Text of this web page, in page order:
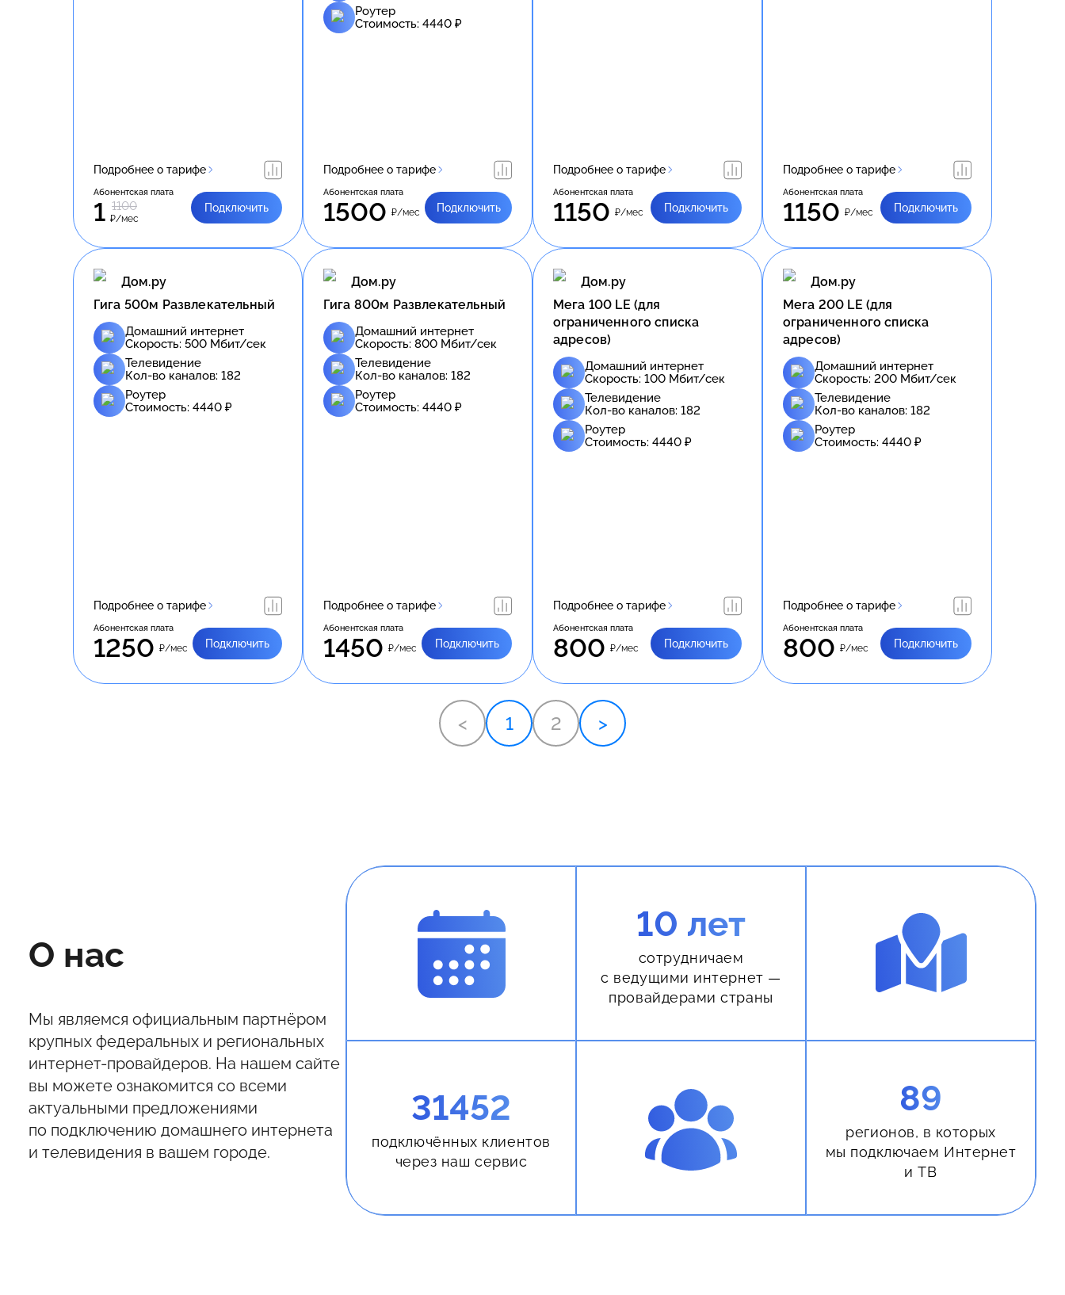
Подробнее о тарифе
Абонентская плата
1 1100
₽/мес
Подключить
Роутер
Стоимость: 4440 ₽
Подробнее о тарифе
Абонентская плата
1500 ₽/мес Подключить
Подробнее о тарифе
Абонентская плата
1150 ₽/мес Подключить
Подробнее о тарифе
Абонентская плата
1150 ₽/мес Подключить
Дом.ру
Гига 500м Развлекательный
Домашний интернет
Скорость: 500 Мбит/сек
Телевидение
Кол-во каналов: 182
Роутер
Стоимость: 4440 ₽
Подробнее о тарифе
Абонентская плата
1250 ₽/мес Подключить
Дом.ру
Гига 800м Развлекательный
Домашний интернет
Скорость: 800 Мбит/сек
Телевидение
Кол-во каналов: 182
Роутер
Стоимость: 4440 ₽
Подробнее о тарифе
Абонентская плата
1450 ₽/мес Подключить
Дом.ру
Meгa 100 LE (для
ограниченного списка
адресов)
Домашний интернет
Скорость: 100 Мбит/сек
Телевидение
Кол-во каналов: 182
Роутер
Стоимость: 4440 ₽
Подробнее о тарифе
Абонентская плата
800 ₽/мес Подключить
Дом.ру
Meгa 200 LE (для
ограниченного списка
адресов)
Домашний интернет
Скорость: 200 Мбит/сек
Телевидение
Кол-во каналов: 182
Роутер
Стоимость: 4440 ₽
Подробнее о тарифе
Абонентская плата
800 ₽/мес Подключить
< 1 2 >
О нас
Мы являемся официальным партнёром
крупных федеральных и региональных
интернет-провайдеров. На нашем сайте
вы можете ознакомится со всеми
актуальными предложениями
по подключению домашнего интернета
и телевидения в вашем городе.
10 лет
сотрудничаем
с ведущими интернет —
провайдерами страны
31452
подключённых клиентов
через наш сервис
89
регионов, в которых
мы подключаем Интернет
и ТВ